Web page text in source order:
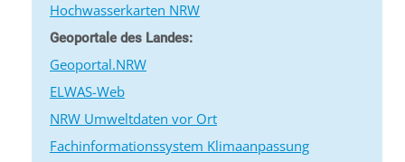
Hochwasserkarten NRW
Geoportale des Landes:
Geoportal.NRW
ELWAS-Web
NRW Umweltdaten vor Ort
Fachinformationssystem Klimaanpassung